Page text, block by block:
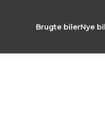
Brugte bilerNye